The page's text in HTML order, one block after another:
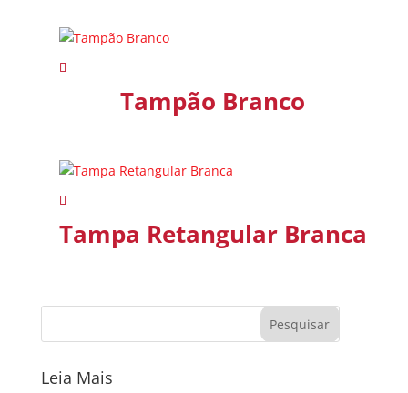
Tampão Branco
Tampa Retangular Branca
Leia Mais